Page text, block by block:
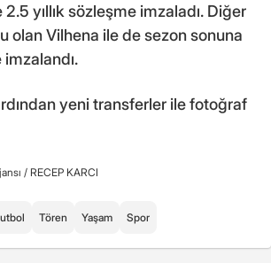
yıllık sözleşme imzaladı. Diğer
olan Vilhena ile de sezon sonuna
yeni transferler ile fotoğraf
/ RECEP KARCI
Tören Yaşam Spor